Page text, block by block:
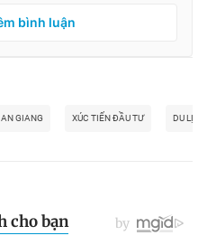
bình luận
AN GIANG XÚC TIẾN ĐẦU TƯ DU LỊCH